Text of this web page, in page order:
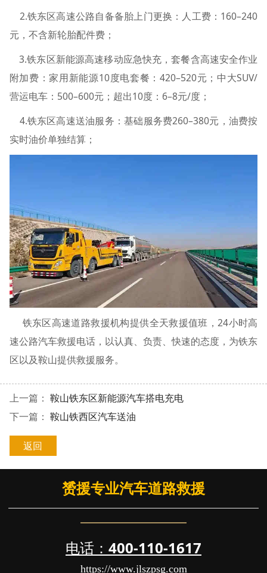
2.铁东区高速公路自备备胎上门更换：人工费：160–240
元，不含新轮胎配件费；
3.铁东区新能源高速移动应急快充，套餐含高速安全作业
附加费：家用新能源10度电套餐：420–520元；中大SUV/
营运电车：500–600元；超出10度：6–8元/度；
4.铁东区高速送油服务：基础服务费260–380元，油费按
实时油价单独结算；
铁东区高速道路救援机构提供全天救援值班，24小时高
速公路汽车救援电话，以认真、负责、快速的态度，为铁东
区以及鞍山提供救援服务。
上一篇： 鞍山铁东区新能源汽车搭电充电
下一篇： 鞍山铁西区汽车送油
返回
赟援专业汽车道路救援
电话： 400-110-1617
https://www.jlszpsg.com